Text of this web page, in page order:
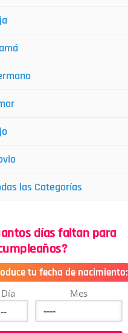
las Categorías
días faltan para
tu fecha de nacimiento:
Día Mes